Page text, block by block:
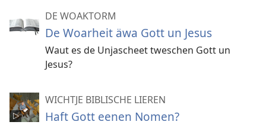
DE WOAKTORM
De Woarheit äwa Gott un Jesus
Waut es de Unjascheet tweschen Gott un
Jesus?
WICHTJE BIBLISCHE LIEREN
Haft Gott eenen Nomen?